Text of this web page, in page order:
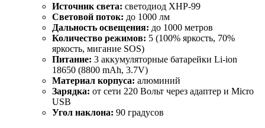
Источник света: светодиод XHP-99
Световой поток: до 1000 лм
Дальность освещения: до 1000 метров
Количество режимов: 5 (100% яркость, 70%
яркость, мигание SOS)
Питание: 3 аккумуляторные батарейки Li-ion
18650 (8800 mAh, 3.7V)
Материал корпуса: алюминий
Зарядка: от сети 220 Вольт через адаптер и Micro
USB
Угол наклона: 90 градусов